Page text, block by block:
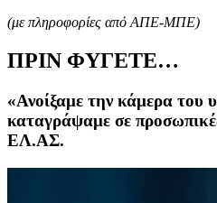
(με πληροφορίες από ΑΠΕ-ΜΠΕ)
ΠΡΙΝ ΦΥΓΕΤΕ…
«Ανοίξαμε την κάμερα του
καταγράψαμε σε
ΕΛ.ΑΣ.